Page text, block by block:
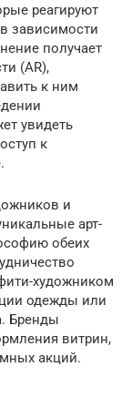
реагируют
зависимости
получает
(AR),
к ним
увидеть
к
и
арт-
обеих
художником
одежды или
Бренды
витрин,
акций.